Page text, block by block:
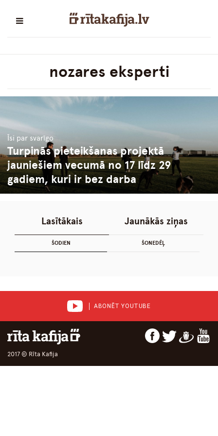
nozares eksperti
Īsi par svarīgo
Turpinās pieteikšanas projektā
jauniešiem vecumā no 17 līdz 29
gadiem, kuri ir bez darba
Lasītākais
ŠODIEN ŠONEDĒĻ
Jaunākās ziņas
ABONĒT YOUTUBE
2017 © Rīta Kafija